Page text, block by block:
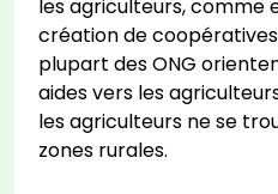
les agriculteurs, comme
création de
plupart des ONG
aides vers les
les agriculteurs ne se
zones rurales.